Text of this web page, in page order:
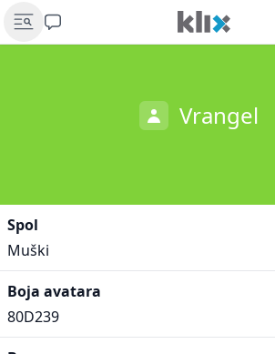
Vrangel
Spol
Muški
Boja avatara
80D239